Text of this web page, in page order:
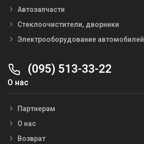
Автозапчасти
Стеклоочистители, дворники
Электрооборудование автомобилей
(095) 513-33-22
О нас
Партнерам
О нас
Возврат